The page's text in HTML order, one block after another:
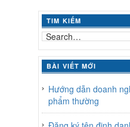
TIM KIẾM
BÀI VIẾT MỚI
Hướng dẫn doanh
phẩm thường